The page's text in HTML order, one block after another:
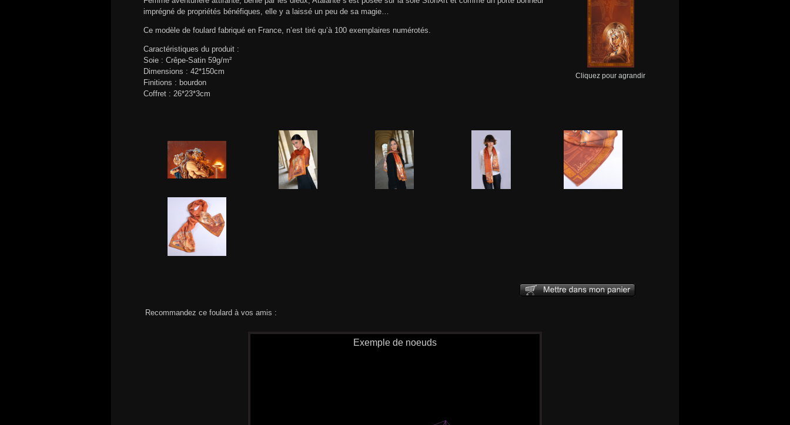
Cliquez pour agrandir
imprégné de propriétés bénéfiques, elle y a laissé un peu de sa magie…
Ce modèle de foulard fabriqué en France, n’est tiré qu’à 100 exemplaires numérotés.
Caractéristiques du produit :
Soie : Crêpe-Satin 59g/m²
Dimensions : 42*150cm
Finitions : bourdon
Coffret : 26*23*3cm
Recommandez ce foulard à vos amis :
Exemple de noeuds